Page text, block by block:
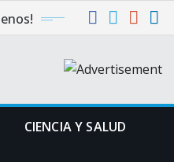
CIENCIA Y SALUD